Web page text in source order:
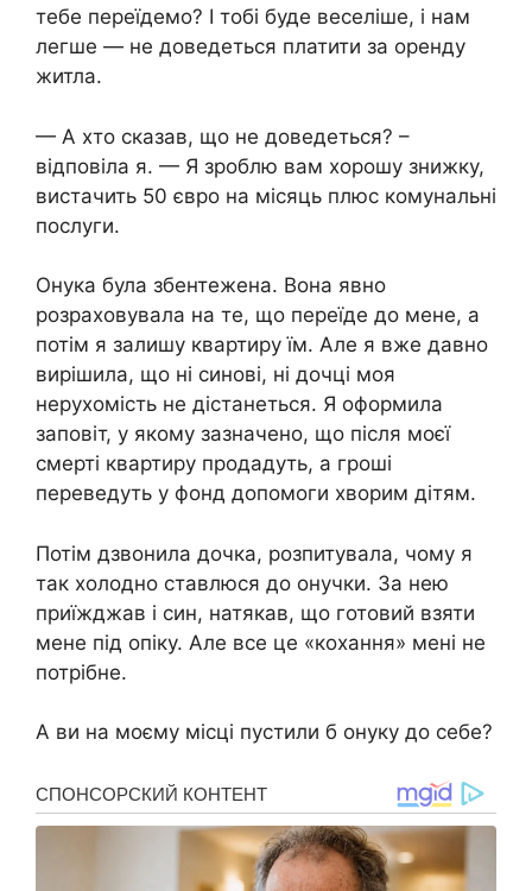
тебе переїдемо? І тобі буде веселіше, і нам
легше — не доведеться платити за оренду
житла.
— А хто сказав, що не доведеться? –
відповіла я. — Я зроблю вам хорошу знижку,
вистачить 50 євро на місяць плюс комунальні
послуги.
Онука була збентежена. Вона явно
розраховувала на те, що переїде до мене, а
потім я залишу квартиру їм. Але я вже давно
вирішила, що ні синові, ні дочці моя
нерухомість не дістанеться. Я оформила
заповіт, у якому зазначено, що після моєї
смерті квартиру продадуть, а гроші
переведуть у фонд допомоги хворим дітям.
Потім дзвонила дочка, розпитувала, чому я
так холодно ставлюся до онучки. За нею
приїжджав і син, натякав, що готовий взяти
мене під опіку. Але все це «кохання» мені не
потрібне.
А ви на моєму місці пустили б онуку до себе?